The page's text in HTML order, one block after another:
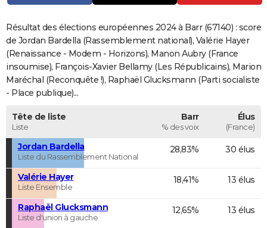
Dictionnaire
Biographies
Citations
Expressions
Proverbes
PROGRAMME TV
COPAINS D'AVANT
S'inscrire
Se connecter
Lycées
Collèges
Primaires
Universités
Entreprises
Service militaire
Avis de recherche
AVIS DE DÉCÈS
FORUM
Résultat des élections européennes 2024 à Barr (67140) : score
de Jordan Bardella (Rassemblement national), Valérie Hayer
(Renaissance - Modem - Horizons), Manon Aubry (France
insoumise), François-Xavier Bellamy (Les Républicains), Marion
Maréchal (Reconquête !), Raphaël Glucksmann (Parti socialiste
- Place publique)...
Tête de liste
Liste
Barr
% des voix
Élus
(France)
Jordan Bardella
Liste du Rassemblement National
28,83% 30 élus
Valérie Hayer
Liste Ensemble
18,41% 13 élus
Raphaël Glucksmann
Liste d'union à gauche
12,65% 13 élus